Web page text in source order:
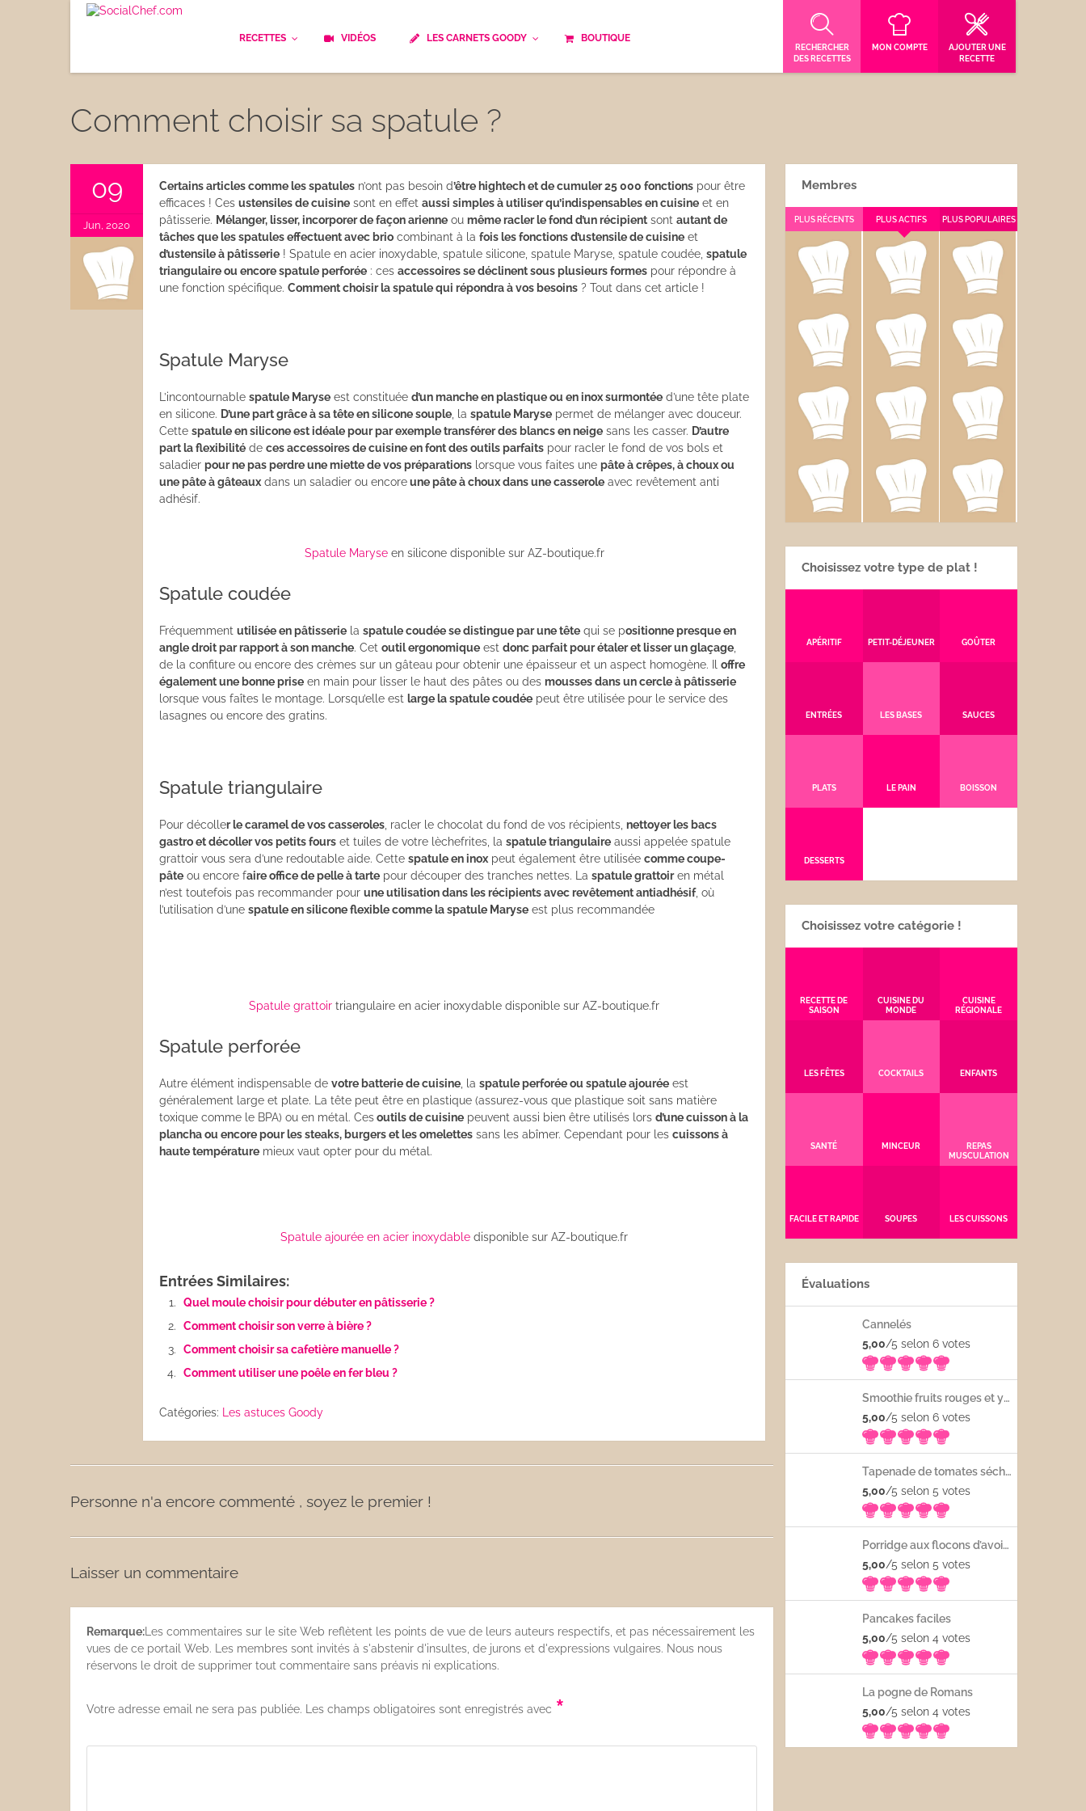
RECETTES
Déjeuner
Entrées
Plats
Desserts
Les sauces
Boissons
Cuisine du monde
Enfants
Facile et rapide
Les Cuissons
Robots multifonctions
Healthy
Les soupes
VIDÉOS LES CARNETS GOODY BOUTIQUE
RECHERCHER
DES RECETTES
MON COMPTE
AJOUTER UNE
RECETTE
Comment choisir sa spatule ?
09
Jun, 2020
Certains articles comme les spatules n’ont pas besoin d’être hightech et de cumuler 25 000 fonctions pour être
efficaces ! Ces ustensiles de cuisine sont en effet aussi simples à utiliser qu’indispensables en cuisine et en
pâtisserie. Mélanger, lisser, incorporer de façon arienne ou même racler le fond d’un récipient sont autant de
tâches que les spatules effectuent avec brio combinant à la fois les fonctions d’ustensile de cuisine et
d’ustensile à pâtisserie ! Spatule en acier inoxydable, spatule silicone, spatule Maryse, spatule coudée, spatule
triangulaire ou encore spatule perforée : ces accessoires se déclinent sous plusieurs formes pour répondre à
une fonction spécifique. Comment choisir la spatule qui répondra à vos besoins ? Tout dans cet article !
Spatule Maryse
L’incontournable spatule Maryse est constituée d’un manche en plastique ou en inox surmontée d’une tête plate
en silicone. D’une part grâce à sa tête en silicone souple , la spatule Maryse permet de mélanger avec douceur.
Cette spatule en silicone est idéale pour par exemple transférer des blancs en neige sans les casser. D’autre
part la flexibilité de ces accessoires de cuisine en font des outils parfaits pour racler le fond de vos bols et
saladier pour ne pas perdre une miette de vos préparations lorsque vous faites une pâte à crêpes, à choux ou
une pâte à gâteaux dans un saladier ou encoreune pâte à choux dans une casserole avec revêtement anti
adhésif.
Spatule Maryseen silicone disponible sur AZ-boutique.fr
Spatule coudée
Fréquemment utilisée en pâtisserie la spatule coudée se distingue par une tête qui se positionne presque en
angle droit par rapport à son manche. Cet outil ergonomique est donc parfait pour étaler et lisser un glaçage
de la confiture ou encore des crèmes sur un gâteau pour obtenir une épaisseur et un aspect homogène. Il offre
également une bonne prise en main pour lisser le haut des pâtes ou des mousses dans un cercle à pâtisserie
lorsque vous faîtes le montage. Lorsqu’elle est large la spatule coudée peut être utilisée pour le service des
lasagnes ou encore des gratins.
Spatule triangulaire
Pour décoller le caramel de vos casseroles , racler le chocolat du fond de vos récipients, nettoyer les bacs
gastro et décoller vos petits fours et tuiles de votre lèchefrites, la spatule triangulaire aussi appelée spatule
grattoir vous sera d’une redoutable aide. Cette spatule en inox peut également être utilisée comme coupe-
pâte ou encore faire office de pelle à tarte pour découper des tranches nettes. La spatule grattoiren métal
n’est toutefois pas recommander pour une utilisation dans les récipients avec revêtement antiadhésif, où
l’utilisation d’une spatule en silicone flexible comme la spatule Maryse est plus recommandée
Spatule grattoir triangulaire en acier inoxydable disponible sur AZ-boutique.fr
Spatule perforée
Autre élément indispensable de votre batterie de cuisine , la spatule perforée ou spatule ajourée est
généralement large et plate. La tête peut être en plastique (assurez-vous que plastique soit sans matière
toxique comme le BPA) ou en métal. Cesoutils de cuisine peuvent aussi bien être utilisés lors d’une cuisson à la
plancha ou encore pour les steaks, burgers et les omelettes sans les abîmer. Cependant pour les cuissons à
haute température mieux vaut opter pour du métal.
Spatule ajourée en acier inoxydable disponible sur AZ-boutique.fr
Entrées Similaires:
Quel moule choisir pour débuter en pâtisserie ?
Comment choisir son verre à bière ?
Comment choisir sa cafetière manuelle ?
Comment utiliser une poêle en fer bleu ?
Catégories: Les astuces Goody
Personne n'a encore commenté , soyez le premier !
Laisser un commentaire
Remarque: Les commentaires sur le site Web reflètent les points de vue de leurs auteurs respectifs, et pas nécessairement les
vues de ce portail Web. Les membres sont invités à s'abstenir d'insultes, de jurons et d'expressions vulgaires. Nous nous
réservons le droit de supprimer tout commentaire sans préavis ni explications.
Votre adresse email ne sera pas publiée. Les champs obligatoires sont enregistrés avec *
Membres
PLUS RÉCENTS PLUS ACTIFS PLUS POPULAIRES
Choisissez votre type de plat !
APÉRITIF PETIT-DÉJEUNER GOÛTER
ENTRÉES LES BASES SAUCES
PLATS LE PAIN BOISSON
DESSERTS
Choisissez votre catégorie !
RECETTE DE
SAISON
CUISINE DU
MONDE
CUISINE
RÉGIONALE
LES FÊTES COCKTAILS ENFANTS
SANTÉ MINCEUR
REPAS
MUSCULATION
FACILE ET RAPIDE SOUPES LES CUISSONS
Évaluations
Cannelés
5,00/5 selon 6 votes
Smoothie fruits rouges et yaourt
5,00/5 selon 6 votes
Tapenade de tomates séchées
5,00/5 selon 5 votes
Porridge aux flocons d’avoine avec les fruits frais
5,00/5 selon 5 votes
Pancakes faciles
5,00/5 selon 4 votes
La pogne de Romans
5,00/5 selon 4 votes